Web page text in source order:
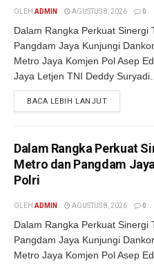
OLEH ADMIN AGUSTUS 8, 2026 0
Dalam Rangka Perkuat Sinergi
Pangdam Jaya Kunjungi
Metro Jaya Komjen Pol Asep
Jaya Letjen TNI Deddy Suryadi...
BACA LEBIH LANJUT
Dalam Rangka Perkuat
Metro dan Pangdam
Polri
OLEH ADMIN AGUSTUS 8, 2026 0
Dalam Rangka Perkuat Sinergi
Pangdam Jaya Kunjungi
Metro Jaya Komjen Pol Asep